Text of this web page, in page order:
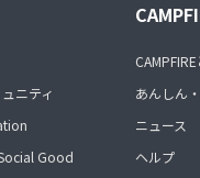
ニティ
Good
あんしん
ニュース
ヘルプ